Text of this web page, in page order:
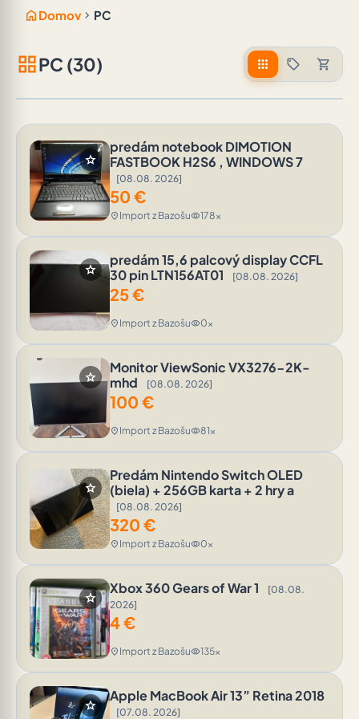
home Domov chevron_right PC
grid_viewPC (30) apps sell shopping_cart
star
predám notebook DIMOTION
FASTBOOK H2S6 , WINDOWS 7
[08.08. 2026]
50 €
location_on Import z Bazošuvisibility178x
star
predám 15,6 palcový display CCFL
30 pin LTN156AT01
[08.08. 2026]
25€
location_on Import z Bazošuvisibility0x
star
Monitor ViewSonic VX3276-2K-
mhd
[08.08. 2026]
100 €
location_on Import z Bazošuvisibility81x
star
Predám Nintendo Switch OLED
(biela) + 256GB karta + 2 hry a
[08.08. 2026]
320 €
location_on Import z Bazošuvisibility0x
star
Xbox 360 Gears of War 1
[08.08.
2026]
4€
location_on Import z Bazošuvisibility135x
star
Apple MacBook Air 13” Retina 2018
[07.08. 2026]